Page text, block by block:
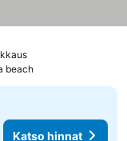
beach
Katso hinnat